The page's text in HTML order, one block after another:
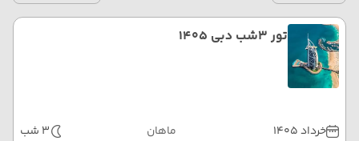
تور 3شب دبی 1405
خرداد 1405 ماهان 3 شب